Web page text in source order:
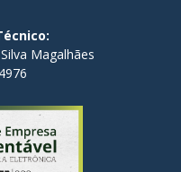
Magalhães